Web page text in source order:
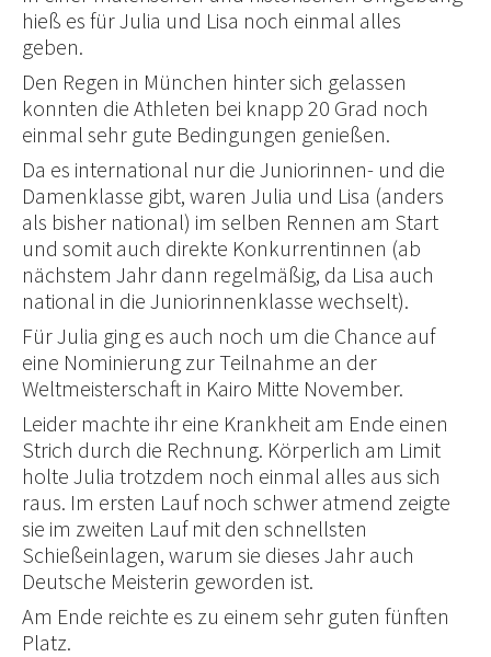
hieß es für Julia und Lisa noch einmal alles
geben.
Den Regen in München hinter sich gelassen
konnten die Athleten bei knapp 20 Grad noch
einmal sehr gute Bedingungen genießen.
Da es international nur die Juniorinnen- und die
Damenklasse gibt, waren Julia und Lisa (anders
als bisher national) im selben Rennen am Start
und somit auch direkte Konkurrentinnen (ab
nächstem Jahr dann regelmäßig, da Lisa auch
national in die Juniorinnenklasse wechselt).
Für Julia ging es auch noch um die Chance auf
eine Nominierung zur Teilnahme an der
Weltmeisterschaft in Kairo Mitte November.
Leider machte ihr eine Krankheit am Ende einen
Strich durch die Rechnung. Körperlich am Limit
holte Julia trotzdem noch einmal alles aus sich
raus. Im ersten Lauf noch schwer atmend zeigte
sie im zweiten Lauf mit den schnellsten
Schießeinlagen, warum sie dieses Jahr auch
Deutsche Meisterin geworden ist.
Am Ende reichte es zu einem sehr guten fünften
Platz.